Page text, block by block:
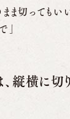
ま切ってもい
」
、縦横に切